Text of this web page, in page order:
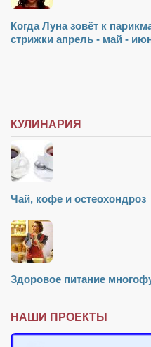
Когда Луна зовёт к
стрижки апрель - май -
КУЛИНАРИЯ
Чай, кофе и остеохондроз
Здоровое питание
НАШИ ПРОЕКТЫ